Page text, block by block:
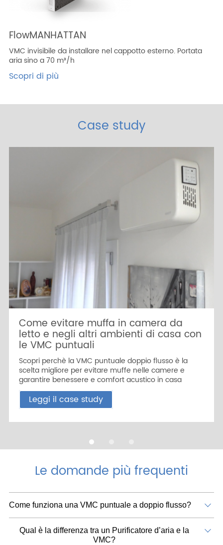
FlowMANHATTAN
VMC invisibile da installare nel cappotto esterno. Portata
aria sino a 70 m³/h
Scopri di più
Case study
Come evitare muffa in camera da
letto e negli altri ambienti di casa con
le VMC puntuali
Scopri perchè la VMC puntuale doppio flusso è la
scelta migliore per evitare muffe nelle camere e
garantire benessere e comfort acustico in casa
Leggi il case study
Le domande più frequenti
Come funziona una VMC puntuale a doppio flusso?
Qual è la differenza tra un Purificatore d’aria e la
VMC?